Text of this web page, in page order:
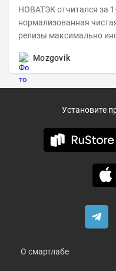
НОВАТЭК отчитался за
нормализованная чистая
релизы максимально
Mozgovik
Установите
О смартлабе